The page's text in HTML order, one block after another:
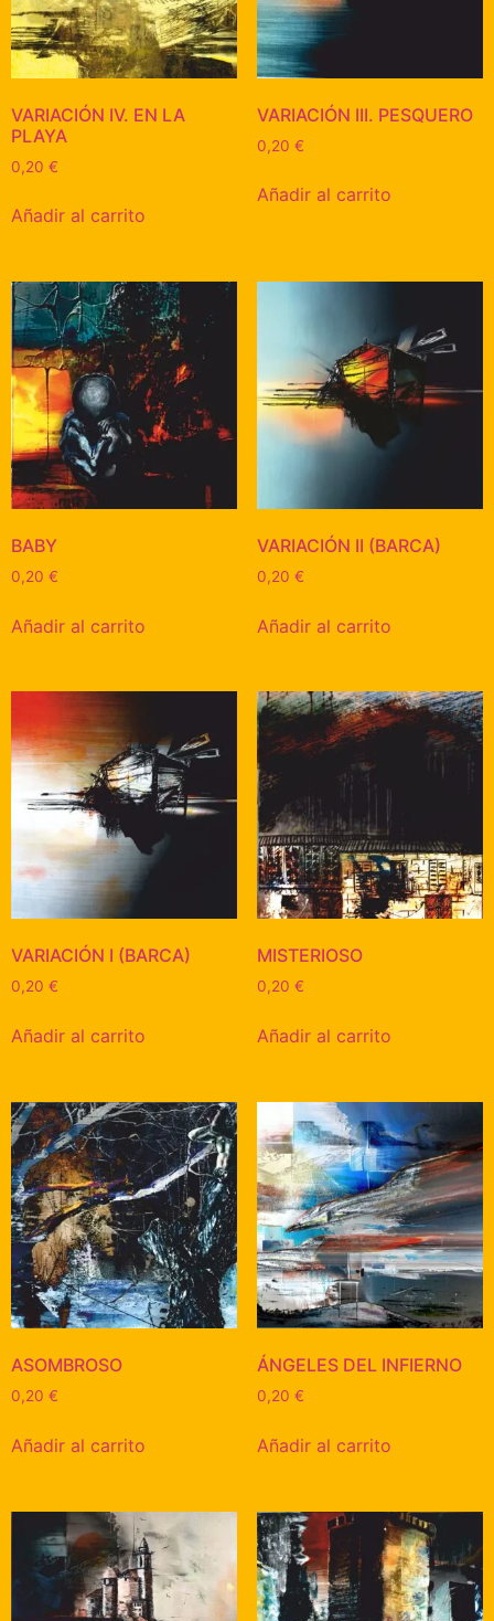
VARIACIÓN IV. EN LA
PLAYA
0,20 €
Añadir al carrito
VARIACIÓN III. PESQUERO
0,20 €
Añadir al carrito
BABY
0,20 €
Añadir al carrito
VARIACIÓN II (BARCA)
0,20 €
Añadir al carrito
VARIACIÓN I (BARCA)
0,20 €
Añadir al carrito
MISTERIOSO
0,20 €
Añadir al carrito
ASOMBROSO
0,20 €
Añadir al carrito
ÁNGELES DEL INFIERNO
0,20 €
Añadir al carrito